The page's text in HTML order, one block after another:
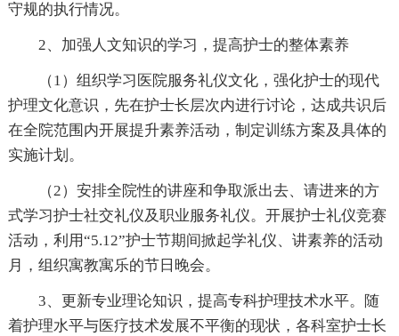
守规的执行情况。
2、加强人文知识的学习，提高护士的整体素养
（1）组织学习医院服务礼仪文化，强化护士的现代
护理文化意识，先在护士长层次内进行讨论，达成共识后
在全院范围内开展提升素养活动，制定训练方案及具体的
实施计划。
（2）安排全院性的讲座和争取派出去、请进来的方
式学习护士社交礼仪及职业服务礼仪。开展护士礼仪竞赛
活动，利用“5.12”护士节期间掀起学礼仪、讲素养的活动
月，组织寓教寓乐的节日晚会。
3、更新专业理论知识，提高专科护理技术水平。随
着护理水平与医疗技术发展不平衡的现状，各科室护士长